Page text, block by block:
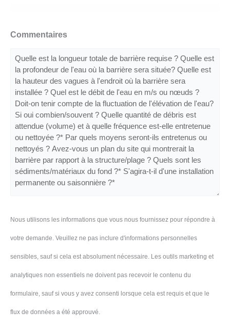
Commentaires
Nous utilisons les informations que vous nous fournissez pour répondre à
votre demande. Veuillez ne pas inclure d'informations personnelles
sensibles, sauf si cela est absolument nécessaire. Les outils marketing et
analytiques non essentiels ne doivent pas recevoir le contenu du
formulaire, sauf si vous y avez consenti lorsque cela est requis et que le
flux de données a été approuvé.